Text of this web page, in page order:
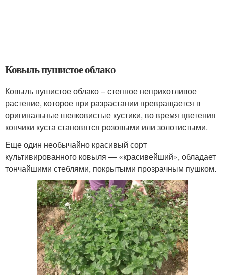
Ковыль пушистое облако
Ковыль пушистое облако – степное неприхотливое
растение, которое при разрастании превращается в
оригинальные шелковистые кустики, во время цветения
кончики куста становятся розовыми или золотистыми.
Еще один необычайно красивый сорт
культивированного ковыля — «красивейший», обладает
тончайшими стеблями, покрытыми прозрачным пушком.